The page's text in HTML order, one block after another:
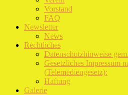
Vorstand
FAQ
Newsletter
News
Rechtliches
Datenschutzhinweise
Gesetzliches Impressum
(Telemediengesetz):
Haftung
Galerie